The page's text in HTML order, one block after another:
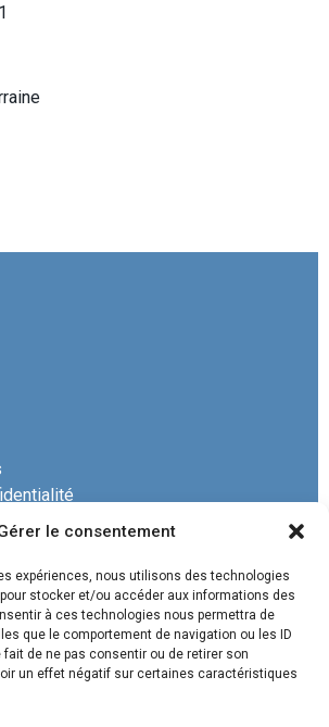
le consentement
expériences, nous utilisons des technologies
stocker et/ou accéder aux informations des
à ces technologies nous permettra de
que le comportement de navigation ou les ID
de ne pas consentir ou de retirer son
un effet négatif sur certaines caractéristiques
& ASSOCIÉS est un cabinet
endroit administratif, droit de
droit de l’environnement, droit